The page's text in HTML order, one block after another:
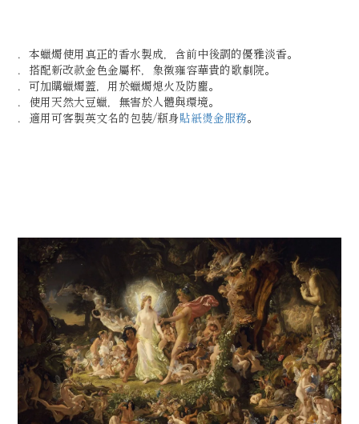
．本蠟燭使用真正的香水製成，含前中後調的優雅淡香。
．搭配新改款金色金屬杯，象徵雍容華貴的歌劇院。
．可加購蠟燭蓋，用於蠟燭熄火及防塵。
．使用天然大豆蠟，無害於人體與環境。
．適用可客製英文名的包裝/瓶身貼紙燙金服務。